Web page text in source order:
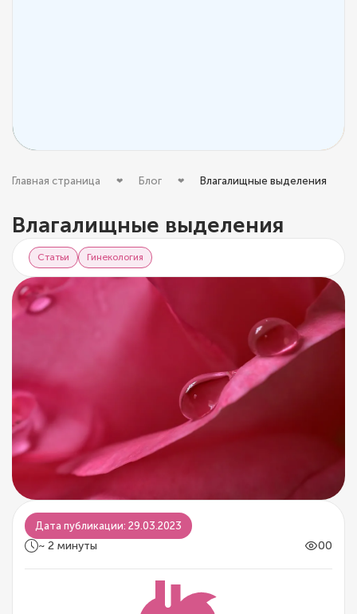
Главная страница Блог Влагалищные выделения
Влагалищные выделения
Статьи Гинекология
Дата публикации: 29.03.2023
~ 2 минуты 00